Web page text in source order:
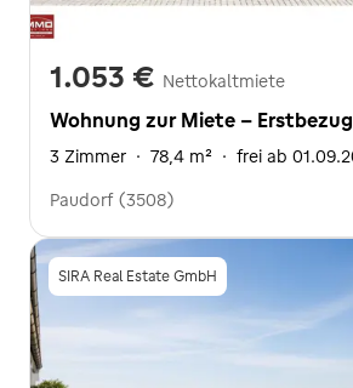
1.053 € Nettokaltmiete
Wohnung zur Miete - Erstbezug
3 Zimmer · 78,4 m² · frei ab
Paudorf (3508)
SIRA Real Estate GmbH